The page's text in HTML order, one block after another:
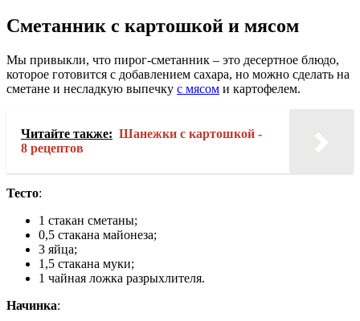
Сметанник с картошкой и мясом
Мы привыкли, что пирог-сметанник – это десертное блюдо,
которое готовится с добавлением сахара, но можно сделать на
сметане и несладкую выпечку с мясом и картофелем.
Читайте также: Шанежки с картошкой -
8 рецептов
Тесто:
1 стакан сметаны;
0,5 стакана майонеза;
3 яйца;
1,5 стакана муки;
1 чайная ложка разрыхлителя.
Начинка: